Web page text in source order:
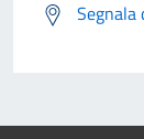
Segnala